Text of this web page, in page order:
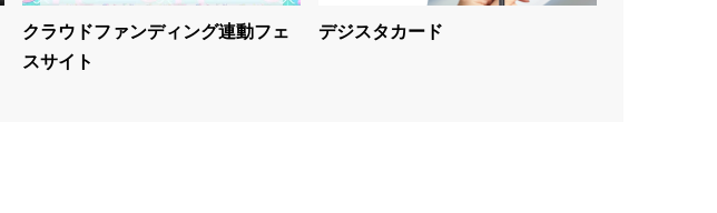
クラウドファンディング連動フェ
スサイト
デジスタカード